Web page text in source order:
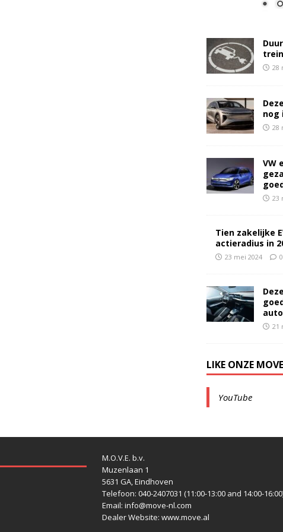
28
nog
28
VW
23
Tien zakelijke
actieradius in
23 mei 2024 0
21
LIKE ONZE
YouTube
M.O.V.E. b.v.
Muzenlaan 1
5631 GA, Eindhoven
Telefoon: 040-2407031 (11:00-13:00 and 14:00-
Email: info@move-nl.com
Dealer Website: www.move.al